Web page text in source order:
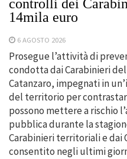
controlli dei
14mila euro
6 AGOSTO 2026
Prosegue l’attività di
condotta dai Carabinieri
Catanzaro, impegnati in
del territorio per
possono mettere a rischio
pubblica durante la
Carabinieri territoriali e dai
consentito negli ultimi